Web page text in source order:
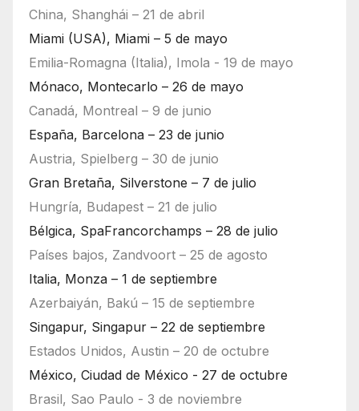
China, Shanghái – 21 de abril
Miami (USA), Miami – 5 de mayo
Emilia-Romagna (Italia), Imola - 19 de mayo
Mónaco, Montecarlo – 26 de mayo
Canadá, Montreal – 9 de junio
España, Barcelona – 23 de junio
Austria, Spielberg – 30 de junio
Gran Bretaña, Silverstone – 7 de julio
Hungría, Budapest – 21 de julio
Bélgica, SpaFrancorchamps – 28 de julio
Países bajos, Zandvoort – 25 de agosto
Italia, Monza – 1 de septiembre
Azerbaiyán, Bakú – 15 de septiembre
Singapur, Singapur – 22 de septiembre
Estados Unidos, Austin – 20 de octubre
México, Ciudad de México - 27 de octubre
Brasil, Sao Paulo - 3 de noviembre